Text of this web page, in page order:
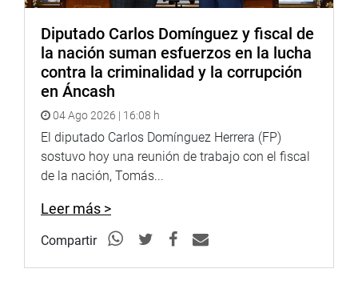
Diputado Carlos Domínguez y fiscal de
la nación suman esfuerzos en la lucha
contra la criminalidad y la corrupción
en Áncash
04 Ago 2026 | 16:08 h
El diputado Carlos Domínguez Herrera (FP)
sostuvo hoy una reunión de trabajo con el fiscal
de la nación, Tomás...
Leer más >
Compartir